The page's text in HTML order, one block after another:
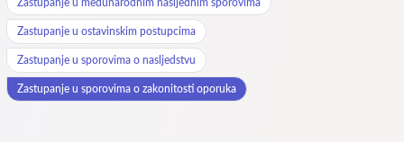
Zastupanje u ostavinskim postupcima
Zastupanje u sporovima o nasljedstvu
Zastupanje u sporovima o zakonitosti oporuka